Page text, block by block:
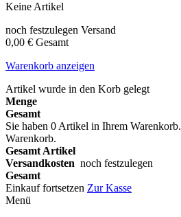
Keine Artikel
noch festzulegen Versand
0,00 € Gesamt
Warenkorb anzeigen
Artikel wurde in den Korb gelegt
Menge
Gesamt
Sie haben 0 Artikel in Ihrem Warenkorb.
Warenkorb.
Gesamt Artikel
Versandkosten noch festzulegen
Gesamt
Einkauf fortsetzen Zur Kasse
Menü